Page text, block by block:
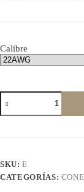
Calibre
Terminal
tipo
tubo
SKU:E
CATEGORÍAS: